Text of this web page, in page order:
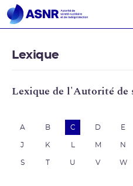
Lexique
Lexique de l'Autorité de
A B C D E
J K M N
S U V W